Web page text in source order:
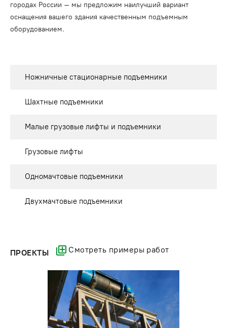
городах России – мы предложим наилучший вариант
оснащения вашего здания качественным подъемным
оборудованием.
Ножничные стационарные подъемники
Шахтные подъемники
Малые грузовые лифты и подъемники
Грузовые лифты
Одномачтовые подъемники
Двухмачтовые подъемники
ПРОЕКТЫ Смотреть примеры работ